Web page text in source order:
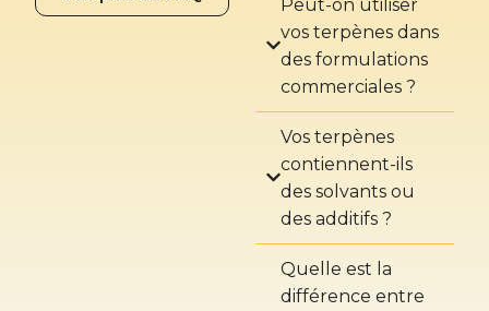
Peut-on utiliser
vos terpènes dans
des formulations
commerciales ?
Vos terpènes
contiennent-ils
des solvants ou
des additifs ?
Quelle est la
différence entre